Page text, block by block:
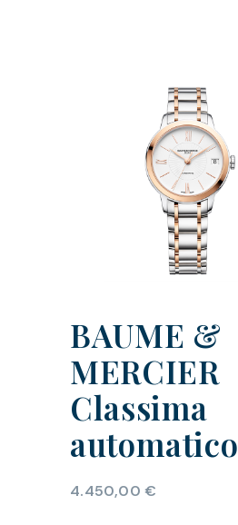
BAUME &
MERCIER
Classima
automatico
4.450,00 €